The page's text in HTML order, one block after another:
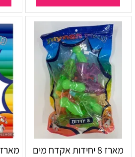
מארז 8 יחידות אקדח מים מארז 8 יח משחק משחה קש